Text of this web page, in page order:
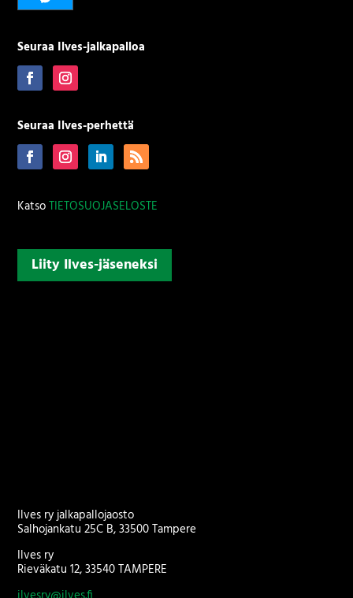
Seuraa Ilves-jalkapalloa
Seuraa Ilves-perhettä
KatsoTIETOSUOJASELOSTE
Liity Ilves-jäseneksi
Ilves ry jalkapallojaosto
Salhojankatu 25C B, 33500 Tampere
Ilves ry
Rieväkatu 12, 33540 TAMPERE